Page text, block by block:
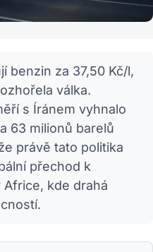
benzin za 37,50 Kč/l,
válka.
s Íránem vyhnalo
63 milionů barelů
právě tato politika
přechod k
kde drahá